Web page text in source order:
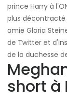
prince Harry à
plus
amie Gloria
de Twitter et
de la duchesse
short à